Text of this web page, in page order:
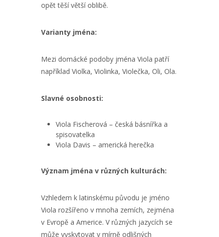
opět těší větší oblibě.
Varianty jména:
Mezi domácké podoby jména Viola patří
například Violka, Violinka, Violečka, Oli, Ola.
Slavné osobnosti:
Viola Fischerová – česká básnířka a
spisovatelka
Viola Davis – americká herečka
Význam jména v různých kulturách:
Vzhledem k latinskému původu je jméno
Viola rozšířeno v mnoha zemích, zejména
v Evropě a Americe. V různých jazycích se
může vyskytovat v mírně odlišných